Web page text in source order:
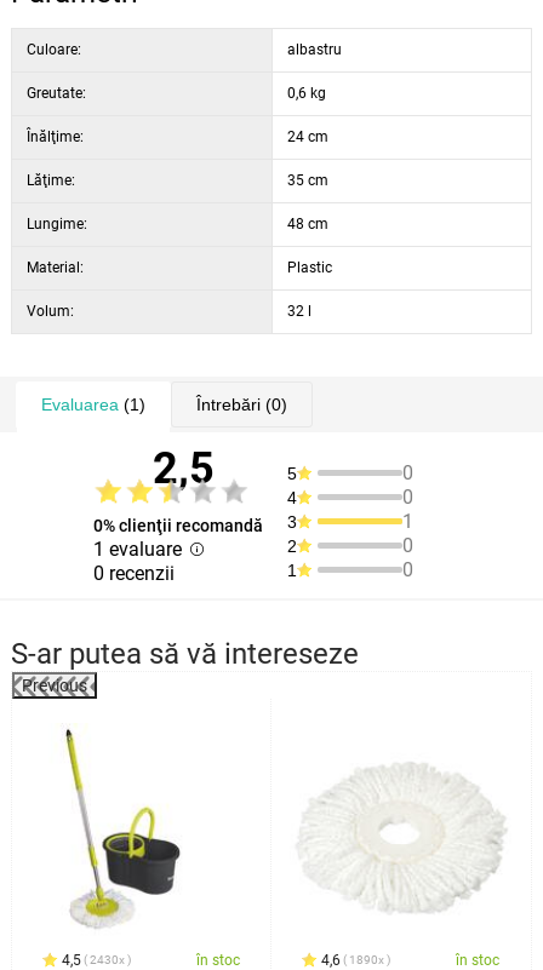
Culoare: albastru
Greutate: 0,6 kg
Înălţime: 24 cm
Lăţime: 35 cm
Lungime: 48 cm
Material: Plastic
Volum: 32 l
Evaluarea (1) Întrebări(0)
2,5
0% clienţii recomandă
1 evaluare
0 recenzii
5 0
4 0
3 1
2 0
1 0
S-ar putea să vă intereseze
Previous
4,5 2430x în stoc 4,6 1890x în stoc